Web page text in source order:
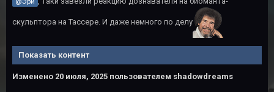
скульптора на Тассере. И даже немного по делу
Показать контент
Изменено 20 июля, 2025 пользователем shadowdreams